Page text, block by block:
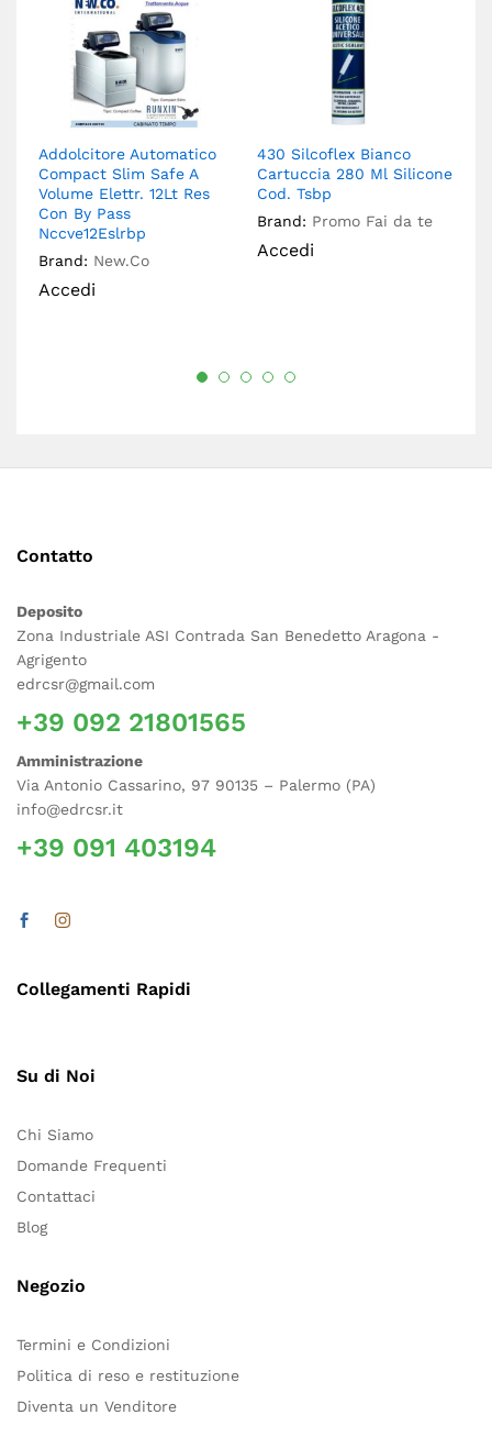
Addolcitore Automatico
Compact Slim Safe A
Volume Elettr. 12Lt Res
Con By Pass
Nccve12Eslrbp
Brand: New.Co
Accedi
430 Silcoflex Bianco
Cartuccia 280 Ml Silicone
Cod. Tsbp
Brand: Promo Fai da te
Accedi
Contatto
Deposito
Zona Industriale ASI Contrada San Benedetto Aragona -
Agrigento
edrcsr@gmail.com
+39 092 21801565
Amministrazione
Via Antonio Cassarino, 97 90135 – Palermo (PA)
info@edrcsr.it
+39 091 403194
Collegamenti Rapidi
Su di Noi
Chi Siamo
Domande Frequenti
Contattaci
Blog
Negozio
Termini e Condizioni
Politica di reso e restituzione
Diventa un Venditore